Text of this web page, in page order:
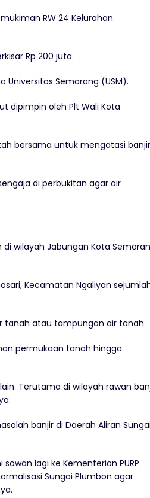
RW 24 Kelurahan
Rp 200 juta.
Universitas Semarang (USM).
dipimpin oleh Plt Wali Kota
bersama untuk mengatasi
di perbukitan agar air
wilayah Jabungan Kota
Kecamatan Ngaliyan
tanah atau tampungan air tanah.
permukaan tanah hingga
Terutama di wilayah rawan
banjir di Daerah Aliran Sungai
lagi ke Kementerian PURP.
Sungai Plumbon agar